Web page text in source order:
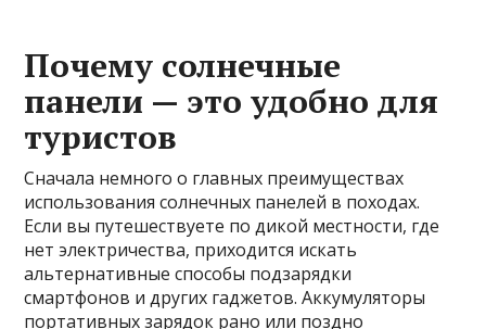
Почему солнечные
панели — это удобно для
туристов
Сначала немного о главных преимуществах
использования солнечных панелей в походах.
Если вы путешествуете по дикой местности, где
нет электричества, приходится искать
альтернативные способы подзарядки
смартфонов и других гаджетов. Аккумуляторы
портативных зарядок рано или поздно